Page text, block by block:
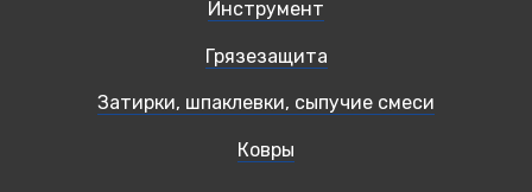
Инструмент
Грязезащита
Затирки, шпаклевки, сыпучие смеси
Ковры